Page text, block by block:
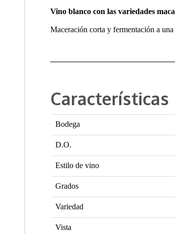
Vino blanco con las variedades
Maceración corta y fermentación a
Características
Bodega
D.O.
Estilo de vino
Grados
Variedad
Vista